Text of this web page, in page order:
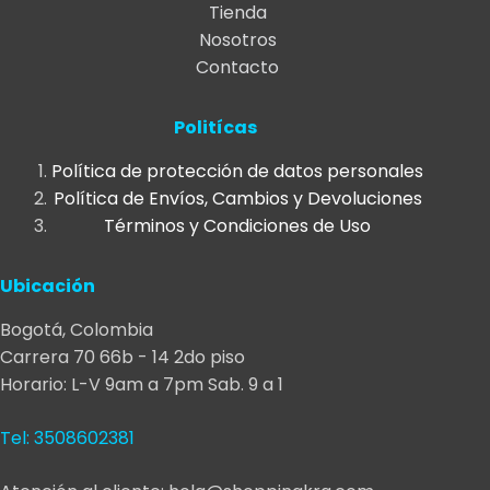
elegir
en
la
de
producto
múltiples
variantes.
Las
se
elegir
en
la
Tienda
Nosotros
Contacto
Politícas
Política de protección de datos personales
Política de Envíos, Cambios y Devoluciones
Términos y Condiciones de Uso
Ubicación
Bogotá, Colombia
Carrera 70 66b - 14 2do piso
Horario: L-V 9am a 7pm Sab. 9 a 1
Tel: 3508602381